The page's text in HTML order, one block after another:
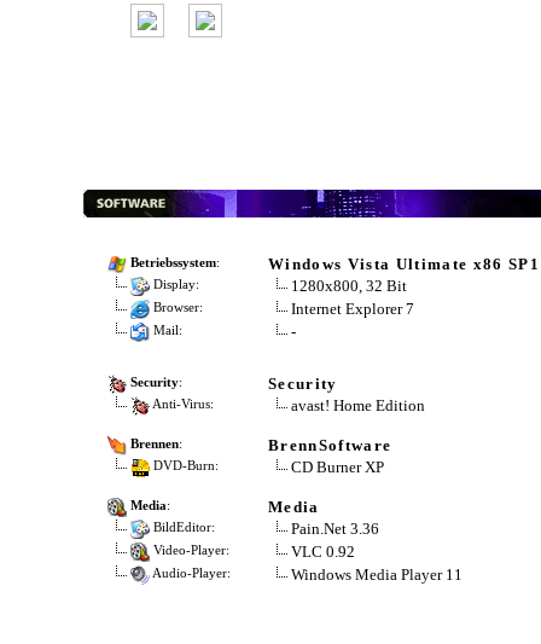
Betriebssystem: Windows Vista Ultimate x86 SP1
Display: 1280x800, 32 Bit
Browser: Internet Explorer 7
Mail: -
Security: Security
Anti-Virus: avast! Home Edition
Brennen: BrennSoftware
DVD-Burn: CD Burner XP
Media: Media
BildEditor: Pain.Net 3.36
Video-Player: VLC 0.92
Audio-Player: Windows Media Player 11